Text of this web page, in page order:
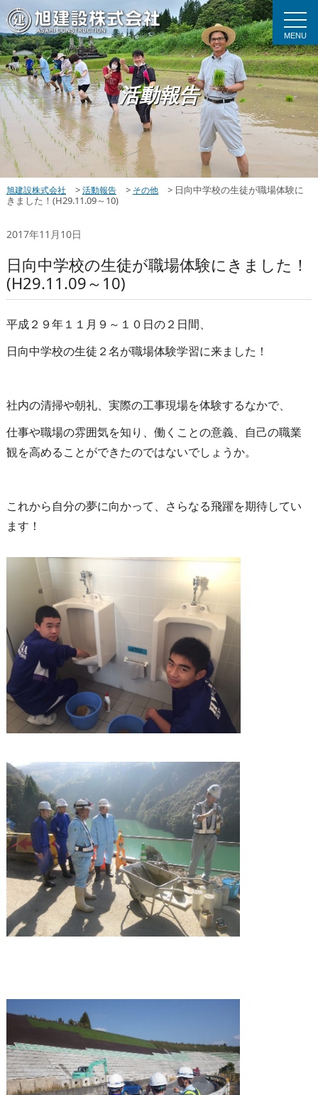
MENU
活動報告
旭建設株式会社 > 活動報告 > その他 > 日向中学校の生徒が職場体験に
きました！(H29.11.09～10)
2017年11月10日
日向中学校の生徒が職場体験にきました！
(H29.11.09～10)
平成２９年１１月９～１０日の２日間、
日向中学校の生徒２名が職場体験学習に来ました！
社内の清掃や朝礼、実際の工事現場を体験するなかで、
仕事や職場の雰囲気を知り、働くことの意義、自己の職業
観を高めることができたのではないでしょうか。
これから自分の夢に向かって、さらなる飛躍を期待してい
ます！